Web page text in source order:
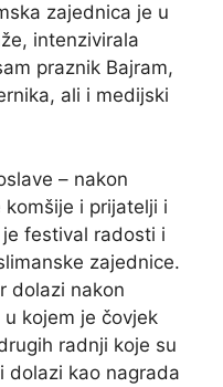
zajednica je u
intenzivirala
praznik Bajram,
ali i medijski
– nakon
i prijatelji i
festival radosti i
zajednice.
dolazi nakon
kojem je čovjek
radnji koje su
dolazi kao nagrada